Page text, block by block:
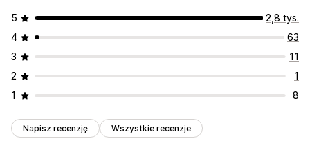
5
2,8 tys.
4
63
3
11
2
1
1
8
Napisz recenzję Wszystkie recenzje